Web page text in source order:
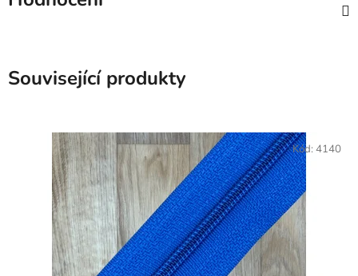
Související produkty
Kód: 4140